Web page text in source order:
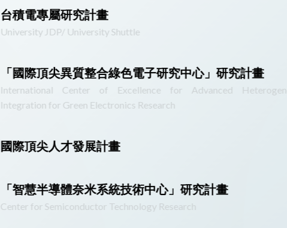
台積電專屬研究計畫
University JDP/ University Shuttle
「國際頂尖異質整合綠色電子研究中心」研究計畫
International Center of Excellence for Advanced
Integration for Green Electronics Research
國際頂尖人才發展計畫
「智慧半導體奈米系統技術中心」研究計畫
Center for Semiconductor Technology Research